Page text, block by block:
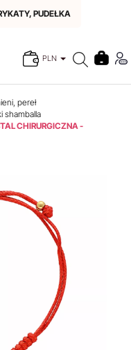
PUDEŁKA
PLN
pereł
shamballa
CHIRURGICZNA -